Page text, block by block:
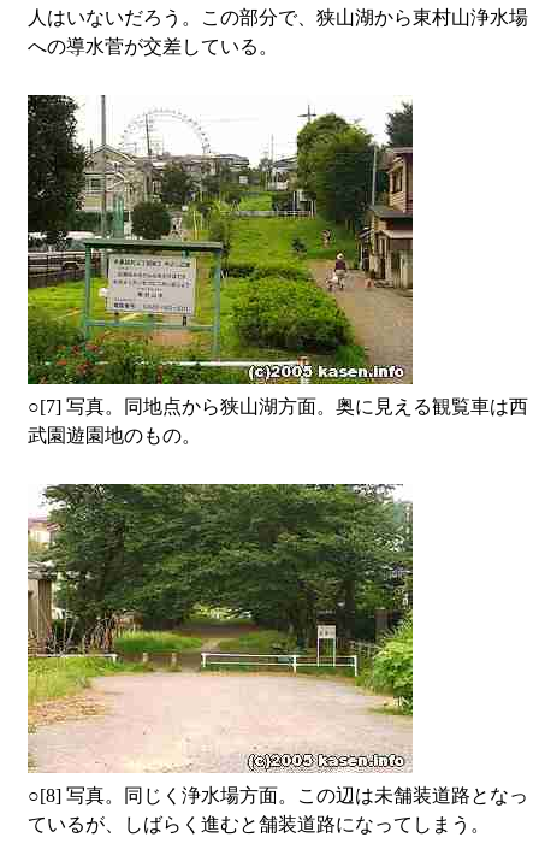
人はいないだろう。この部分で、狭山湖から東村山浄水場
への導水菅が交差している。
○[7] 写真。同地点から狭山湖方面。奥に見える観覧車は西
武園遊園地のもの。
○[8] 写真。同じく浄水場方面。この辺は未舗装道路となっ
ているが、しばらく進むと舗装道路になってしまう。